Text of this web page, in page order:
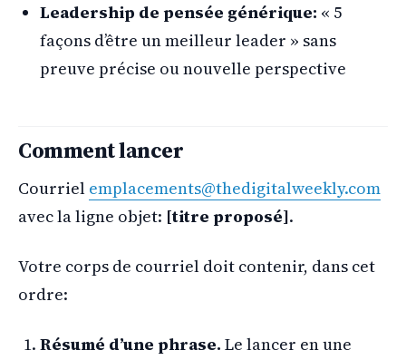
Leadership de pensée générique: « 5
façons d’être un meilleur leader » sans
preuve précise ou nouvelle perspective
Comment lancer
Courriel emplacements@thedigitalweekly.com
avec la ligne objet: [titre proposé].
Votre corps de courriel doit contenir, dans cet
ordre:
Résumé d’une phrase. Le lancer en une